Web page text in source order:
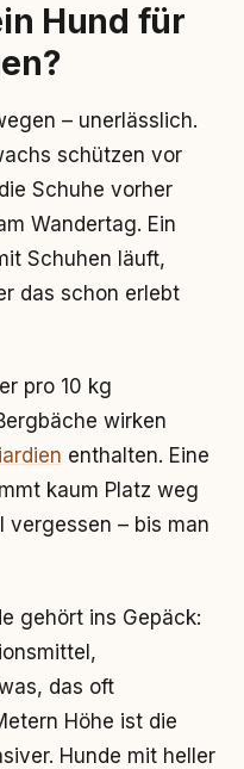
Hund für
– unerlässlich.
schützen vor
Schuhe vorher
Wandertag. Ein
Schuhen läuft,
das schon erlebt
pro 10 kg
wirken
enthalten. Eine
kaum Platz weg
vergessen – bis man
gehört ins Gepäck:
das oft
Höhe ist die
Hunde mit heller